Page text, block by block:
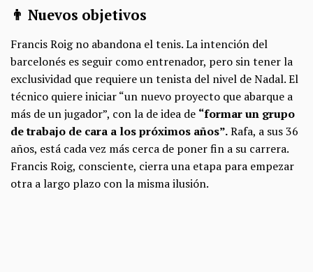
👨 Nuevos objetivos
Francis Roig no abandona el tenis. La intención del
barcelonés es seguir como entrenador, pero sin tener la
exclusividad que requiere un tenista del nivel de Nadal. El
técnico quiere iniciar “un nuevo proyecto que abarque a
más de un jugador”, con la de idea de “formar un grupo
de trabajo de cara a los próximos años”.Rafa, a sus 36
años, está cada vez más cerca de poner fin a su carrera.
Francis Roig, consciente, cierra una etapa para empezar
otra a largo plazo con la misma ilusión.